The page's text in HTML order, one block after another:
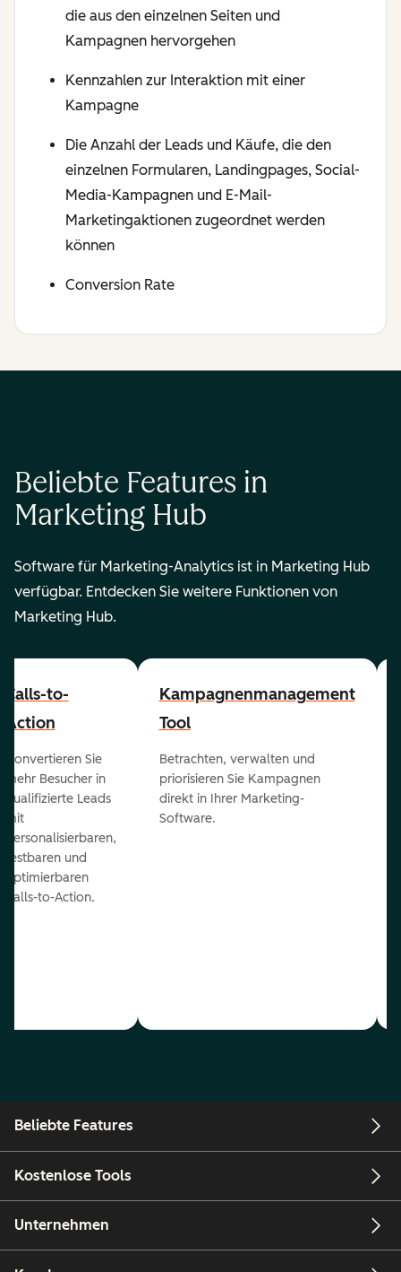
die aus den einzelnen Seiten und
Kampagnen hervorgehen
Kennzahlen zur Interaktion mit einer
Kampagne
Die Anzahl der Leads und Käufe, die den
einzelnen Formularen, Landingpages, Social-
Media-Kampagnen und E-Mail-
Marketingaktionen zugeordnet werden
können
Conversion Rate
Beliebte Features in
Marketing Hub
Software für Marketing-Analytics ist in Marketing Hub
verfügbar. Entdecken Sie weitere Funktionen von
Marketing Hub.
Calls-to-
Action
Konvertieren Sie
mehr Besucher in
qualifizierte Leads
mit
personalisierbaren,
testbaren und
optimierbaren
Calls-to-Action.
Kampagnenmanagement
Tool
Betrachten, verwalten und
priorisieren Sie Kampagnen
direkt in Ihrer Marketing-
Software.
Beliebte Features
Kostenlose Tools
Unternehmen